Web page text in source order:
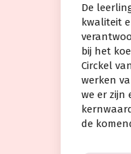
De
kwaliteit
bij het
Circkel
werken
we er zijn
de